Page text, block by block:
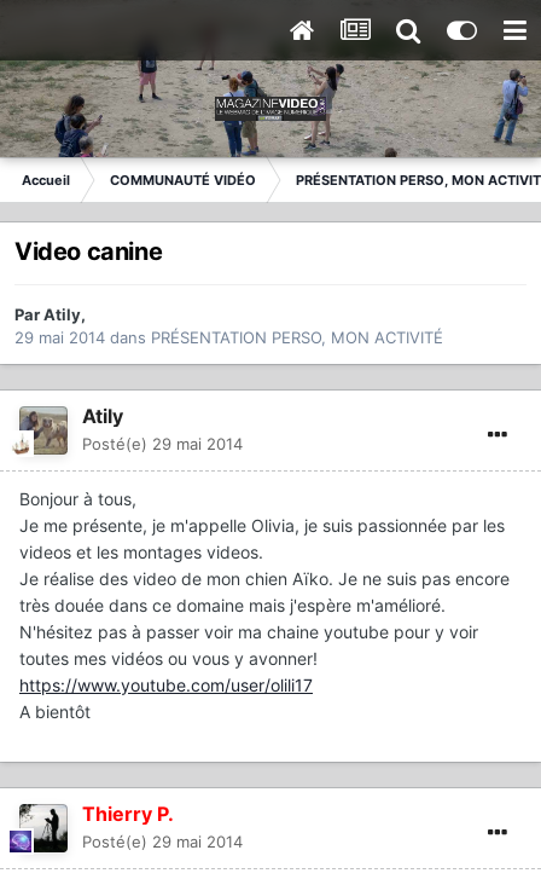
Accueil COMMUNAUTÉ VIDÉO PRÉSENTATION PERSO, MON
Video canine
ParAtily,
29 mai 2014 dans PRÉSENTATION PERSO, MON ACTIVITÉ
Atily
Posté(e) 29 mai 2014
Bonjour à tous,
Je me présente, je m'appelle Olivia, je suis passionnée par les
videos et les montages videos.
Je réalise des video de mon chien Aïko. Je ne suis pas encore
très douée dans ce domaine mais j'espère m'amélioré.
N'hésitez pas à passer voir ma chaine youtube pour y voir
toutes mes vidéos ou vous y avonner!
https://www.youtube.com/user/olili17
A bientôt
Thierry P.
Posté(e) 29 mai 2014